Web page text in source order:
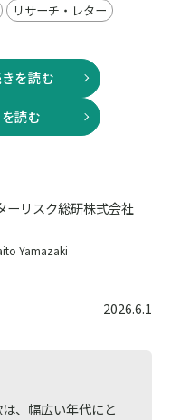
リサーチ・レター
を読む
読む
ーリスク総研株式会社
Yamazaki
2026.6.1
、幅広い年代にと